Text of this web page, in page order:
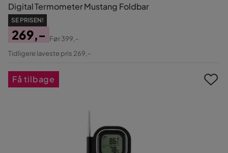
Digital Termometer Mustang Foldbar
SE PRISEN!
Pris
269,-
Original
Før399,-
Tidligere laveste pris 269,-
Få tilbage